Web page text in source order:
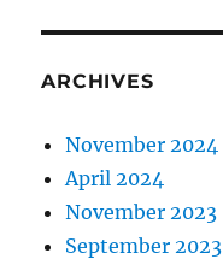
ARCHIVES
November 2024
April 2024
November 2023
September 2023